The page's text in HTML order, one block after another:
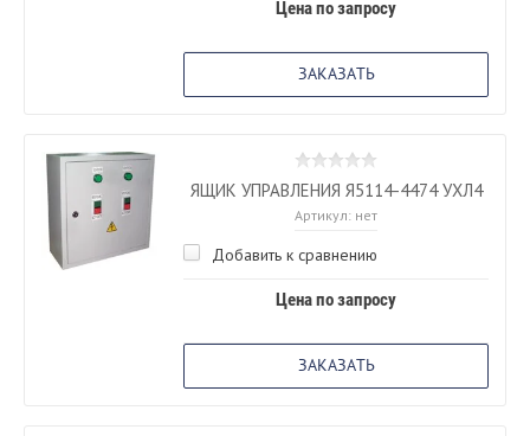
Цена по запросу
ЗАКАЗАТЬ
ЯЩИК УПРАВЛЕНИЯ Я5114-4474 УХЛ4
Артикул: нет
Добавить к сравнению
Цена по запросу
ЗАКАЗАТЬ